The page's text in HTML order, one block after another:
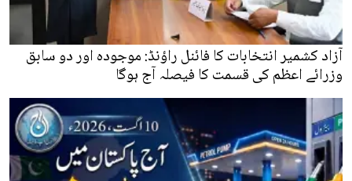
آزاد کشمیر انتخابات کا فائنل راؤنڈ: موجودہ اور دو سابق
وزرائے اعظم کی قسمت کا فیصلہ آج ہوگا